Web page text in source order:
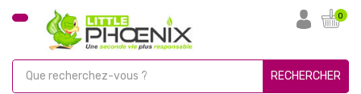
CATÉGORIE
Gamer
0
RECHERCHER